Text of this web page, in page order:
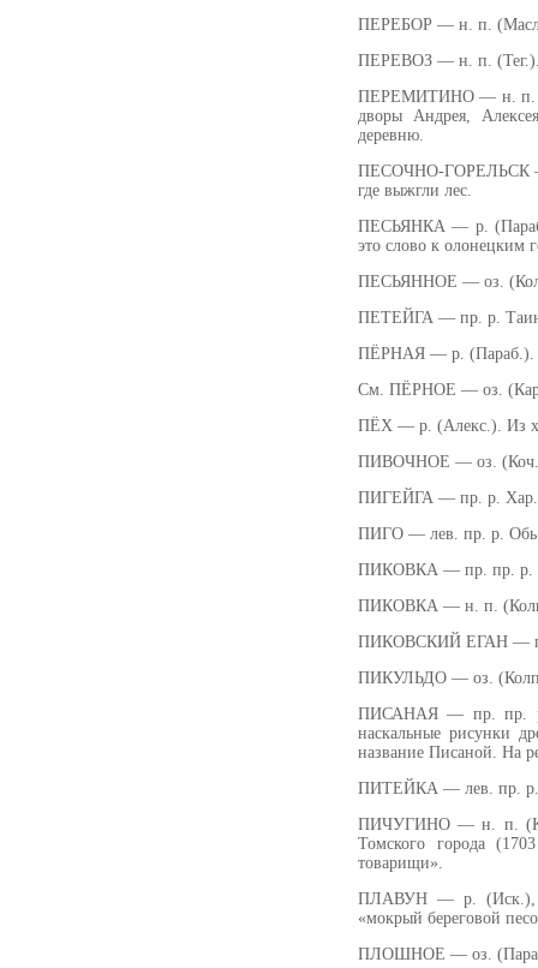
ПЕРЕБОР — н. п.
ПЕРЕВОЗ — н. п. (Тег.).
ПЕРЕМИТИНО — н. п.
дворы Андрея,
деревню.
ПЕСОЧНО-ГОРЕЛЬСК —
где выжгли лес.
ПЕСЬЯНКА — р.
это слово к олонецким
ПЕСЬЯННОЕ — оз.
ПЕТЕЙГА — пр. р.
ПЁРНАЯ — р. (Параб.).
См. ПЁРНОЕ — оз.
ПЁХ — р. (Алекс.). Из
ПИВОЧНОЕ — оз. (Коч.,
ПИГЕЙГА — пр. р. Хар.
ПИГО — лев. пр. р. Обь.
ПИКОВКА — пр. пр. р.
ПИКОВКА — н. п.
ПИКОВСКИЙ ЕГАН — пр.
ПИКУЛЬДО — оз.
ПИСАНАЯ — пр. пр. р.
наскальные рисунки
название Писаной. На
ПИТЕЙКА — лев. пр. р.
ПИЧУГИНО — н. п.
Томского города
товарищи».
ПЛАВУН — р. (Иск.),
«мокрый береговой
ПЛОШНОЕ — оз. (Параб.).